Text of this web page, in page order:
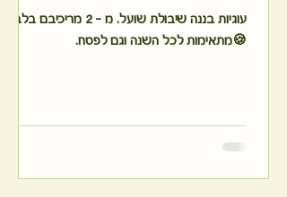
עוגיות בננה שיבולת שועל. מ - 2 מריכיבם בלבד
🍪מתאימות לכל השנה וגם לפסח.